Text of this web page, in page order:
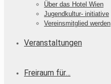
Über das Hotel Wien
Jugendkultur- initiative
Vereinsmitglied werden
Veranstaltungen
Freiraum für…